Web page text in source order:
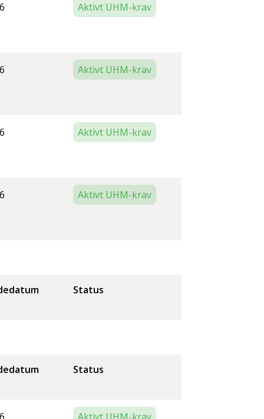
Aktivt UHM-krav
Aktivt UHM-krav
Aktivt UHM-krav
Aktivt UHM-krav
Status
Status